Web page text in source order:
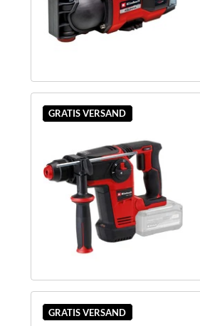
GRATIS VERSAND
GRATIS VERSAND